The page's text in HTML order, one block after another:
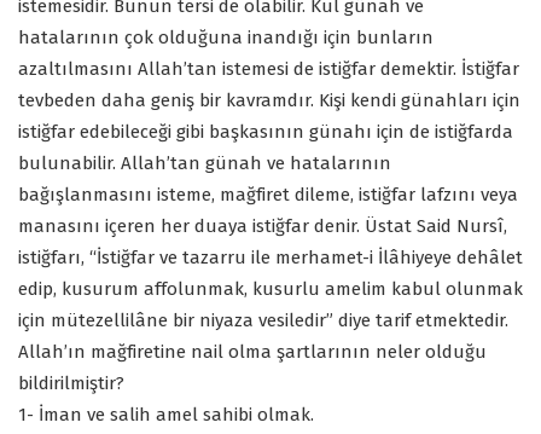
istemesidir. Bunun tersi de olabilir. Kul günah ve
hatalarının çok olduğuna inandığı için bunların
azaltılmasını Allah’tan istemesi de istiğfar demektir. İstiğfar
tevbeden daha geniş bir kavramdır. Kişi kendi günahları için
istiğfar edebileceği gibi başkasının günahı için de istiğfarda
bulunabilir. Allah’tan günah ve hatalarının
bağışlanmasını isteme, mağfiret dileme, istiğfar lafzını veya
manasını içeren her duaya istiğfar denir. Üstat Said Nursî,
istiğfarı, “İstiğfar ve tazarru ile merhamet-i İlâhiyeye dehâlet
edip, kusurum affolunmak, kusurlu amelim kabul olunmak
için mütezellilâne bir niyaza vesiledir” diye tarif etmektedir.
Allah’ın mağfiretine nail olma şartlarının neler olduğu
bildirilmiştir?
1- İman ve salih amel sahibi olmak.